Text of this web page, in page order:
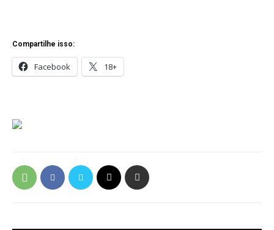
Compartilhe isso:
Facebook 18+